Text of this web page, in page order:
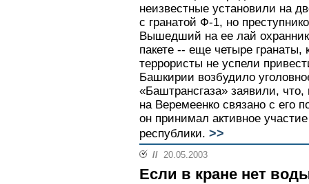
неизвестные установили на
с гранатой Ф-1, но
Вышедший на ее лай
пакете -- еще четыре гранаты,
террористы не успели
Башкирии возбудило
«Баштрансгаза» заявили,
на Веремеенко связано с его
он принимал активное
республики. >>
// 20.05.2003
Если в кране нет